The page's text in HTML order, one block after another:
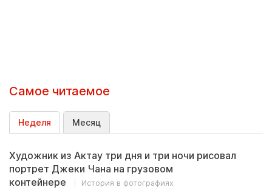
Самое читаемое
Неделя Месяц
Художник из Актау три дня и три ночи рисовал
портрет Джеки Чана на грузовом
контейнере
История в фотографиях